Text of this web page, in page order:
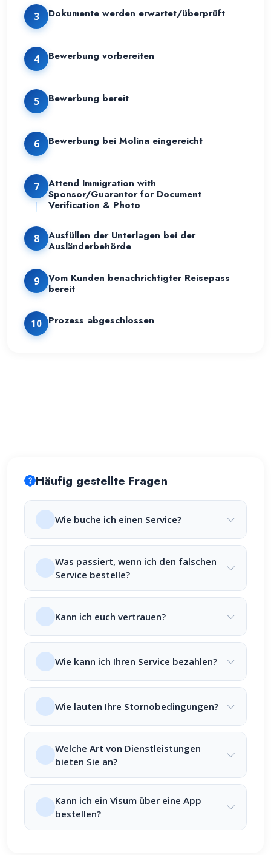
3 Dokumente werden erwartet/überprüft
4 Bewerbung vorbereiten
5 Bewerbung bereit
6 Bewerbung bei Molina eingereicht
7
Attend Immigration with
Sponsor/Guarantor for Document
Verification & Photo
8
Ausfüllen der Unterlagen bei der
Ausländerbehörde
9
Vom Kunden benachrichtigter Reisepass
bereit
10 Prozess abgeschlossen
Häufig gestellte Fragen
Wie buche ich einen Service?
Was passiert, wenn ich den falschen
Service bestelle?
Kann ich euch vertrauen?
Wie kann ich Ihren Service bezahlen?
Wie lauten Ihre Stornobedingungen?
Welche Art von Dienstleistungen
bieten Sie an?
Kann ich ein Visum über eine App
bestellen?